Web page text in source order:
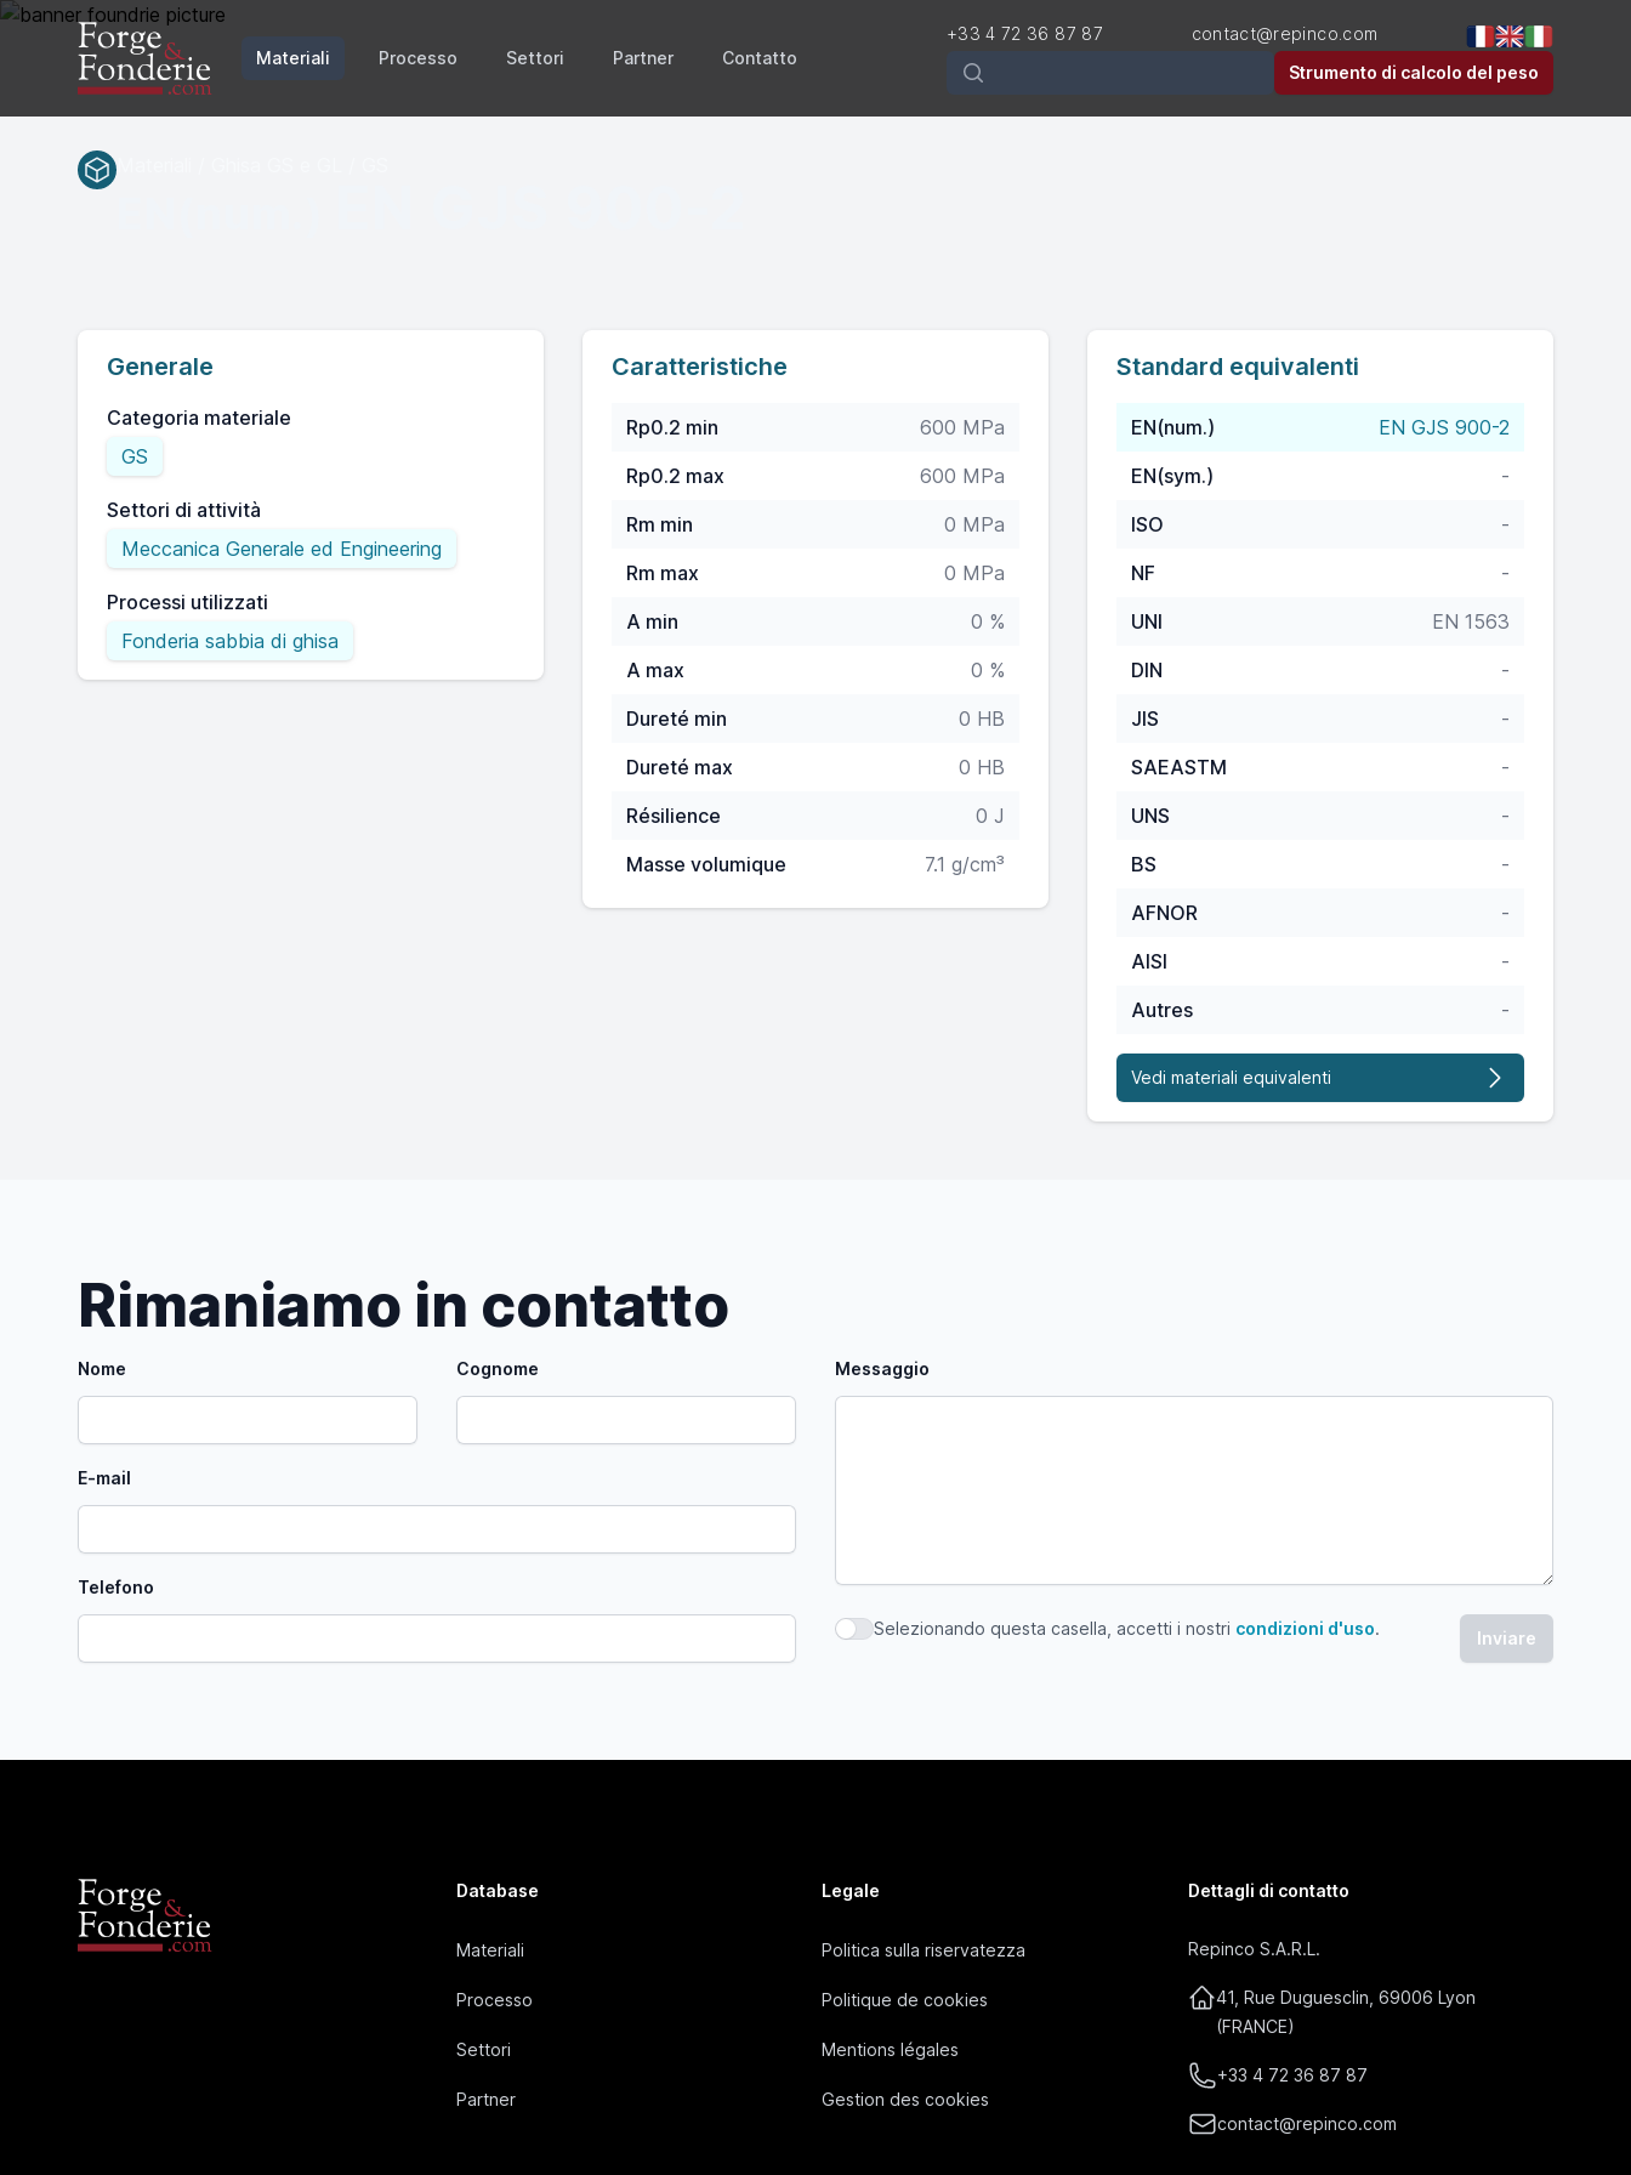
Materiali Processo Settori Partner Contatto
+33 4 72 36 87 87 contact@repinco.com
Rechercher Strumento di calcolo del peso
Generale
Categoria materiale
GS
Settori di attività
Meccanica Generale ed Engineering
Processi utilizzati
Fonderia sabbia di ghisa
Caratteristiche
Rp0.2 min
600 MPa
Rp0.2 max
600 MPa
Rm min
0 MPa
Rm max
0 MPa
A min
0 %
A max
0 %
Dureté min
0 HB
Dureté max
0 HB
Résilience
0 J
Masse volumique
7.1 g/cm³
Standard equivalenti
EN(num.)
EN GJS 900-2
EN(sym.)
-
ISO
-
NF
-
UNI
EN 1563
DIN
-
JIS
-
SAEASTM
-
UNS
-
BS
-
AFNOR
-
AISI
-
Autres
-
Vedi materiali equivalenti
Rimaniamo in contatto
Nome Cognome
E-mail
Telefono
Messaggio
Selezionando questa casella, accetti i nostri condizioni d'uso
Selezionando questa casella, accetti i nostri condizioni d'uso.
Database
Materiali
Processo
Settori
Partner
Legale
Politica sulla riservatezza
Politique de cookies
Mentions légales
Gestion des cookies
Dettagli di contatto
Repinco S.A.R.L.
41, Rue Duguesclin, 69006 Lyon
(FRANCE)
+33 4 72 36 87 87
contact@repinco.com